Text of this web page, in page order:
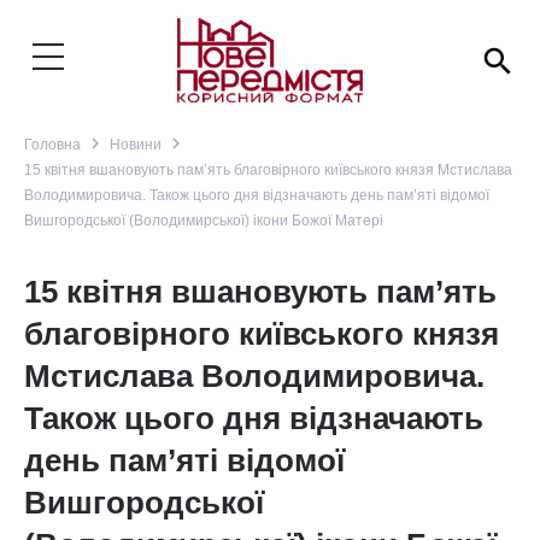
search
Головна navigate_next Новини navigate_next
15 квітня вшановують пам’ять благовірного київського князя Мстислава
Володимировича. Також цього дня відзначають день пам’яті відомої
Вишгородської (Володимирської) ікони Божої Матері
15 квітня вшановують пам’ять
благовірного київського князя
Мстислава Володимировича.
Також цього дня відзначають
день пам’яті відомої
Вишгородської